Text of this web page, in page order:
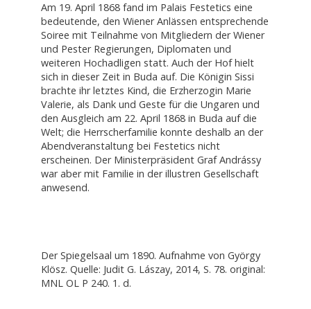
Am 19. April 1868 fand im Palais Festetics eine
bedeutende, den Wiener Anlässen entsprechende
Soiree mit Teilnahme von Mitgliedern der Wiener
und Pester Regierungen, Diplomaten und
weiteren Hochadligen statt. Auch der Hof hielt
sich in dieser Zeit in Buda auf. Die Königin Sissi
brachte ihr letztes Kind, die Erzherzogin Marie
Valerie, als Dank und Geste für die Ungaren und
den Ausgleich am 22. April 1868 in Buda auf die
Welt; die Herrscherfamilie konnte deshalb an der
Abendveranstaltung bei Festetics nicht
erscheinen. Der Ministerpräsident Graf Andrássy
war aber mit Familie in der illustren Gesellschaft
anwesend.
Der Spiegelsaal um 1890. Aufnahme von György
Klösz. Quelle: Judit G. Lászay, 2014, S. 78. original:
MNL OL P 240. 1. d.